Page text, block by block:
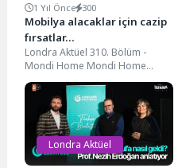
1 Yıl Önce 300
Mobilya alacaklar için cazip
fırsatlar…
Londra Aktüel 310. Bölüm -
Mondi Home Mondi Home
Londra’da inanılmaz indirimler
devam ediyor! Yatak...
Londra Aktüel